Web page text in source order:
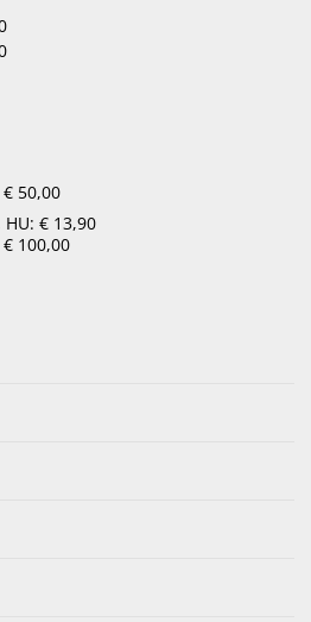
Sidroga Magen-Darm
50,00
HU: € 13,90
100,00